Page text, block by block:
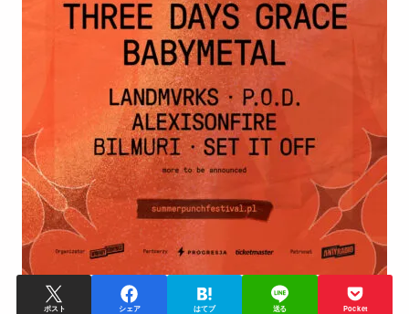
ポスト シェア はてブ 送る Pocket